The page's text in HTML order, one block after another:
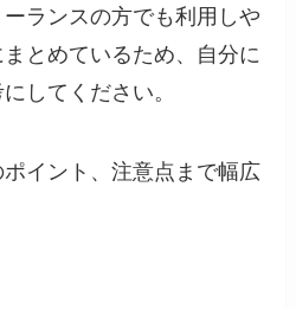
ランスの方でも利用しや
とめているため、自分に
してください。
イント、注意点まで幅広